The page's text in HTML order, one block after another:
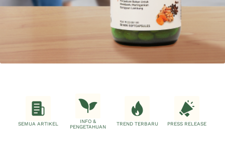
SEMUA ARTIKEL
INFO &
PENGETAHUAN
TREND TERBARU PRESS RELEASE